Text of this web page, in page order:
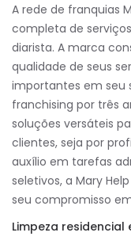
A rede de franquias
completa de
diarista. A marca
qualidade de seus
importantes em seu
franchising por três
soluções versáteis
clientes, seja por
auxílio em tarefas
seletivos, a Mary
seu compromisso
Limpeza residencial